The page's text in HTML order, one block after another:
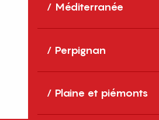
Méditerranée
Perpignan
Plaine et piémonts